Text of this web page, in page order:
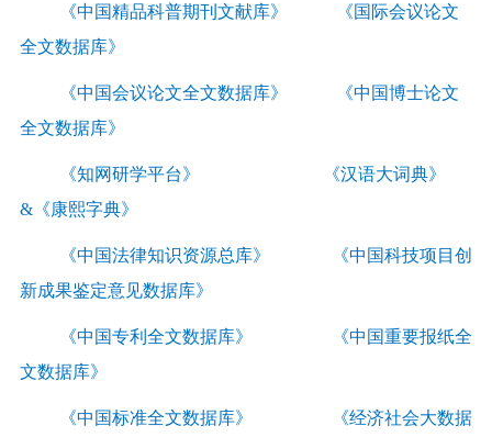
《中国精品科普期刊文献库》 《国际会议论文
全文数据库》
《中国会议论文全文数据库》 《中国博士论文
全文数据库》
《知网研学平台》 《汉语大词典》
&《康熙字典》
《中国法律知识资源总库》 《中国科技项目创
新成果鉴定意见数据库》
《中国专利全文数据库》 《中国重要报纸全
文数据库》
《中国标准全文数据库》 《经济社会大数据